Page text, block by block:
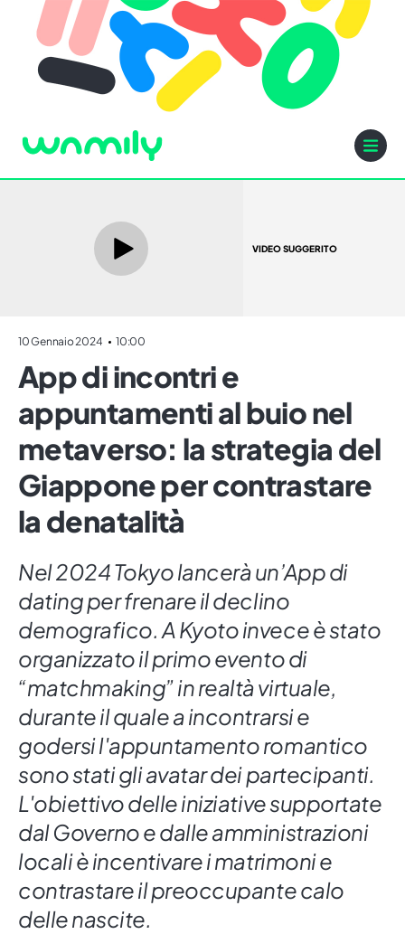
VIDEO SUGGERITO
10 Gennaio 2024 10:00
App di incontri e
appuntamenti al buio nel
metaverso: la strategia del
Giappone per contrastare
la denatalità
Nel 2024 Tokyo lancerà un’App di
dating per frenare il declino
demografico. A Kyoto invece è stato
organizzato il primo evento di
“matchmaking” in realtà virtuale,
durante il quale a incontrarsi e
godersi l'appuntamento romantico
sono stati gli avatar dei partecipanti.
L'obiettivo delle iniziative supportate
dal Governo e dalle amministrazioni
locali è incentivare i matrimoni e
contrastare il preoccupante calo
delle nascite.